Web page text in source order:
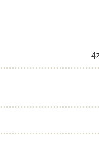
レシ
よ
4